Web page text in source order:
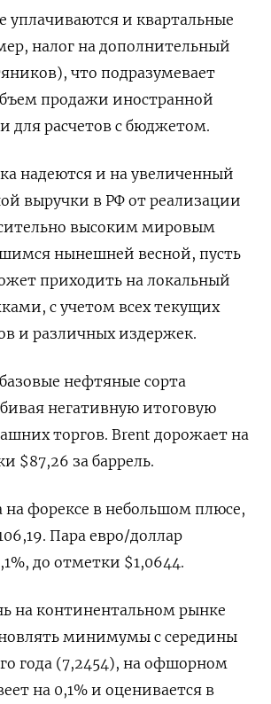
уплачиваются и квартальные
налог на дополнительный
что подразумевает
продажи иностранной
для расчетов с бюджетом.
надеются и на увеличенный
выручки в РФ от реализации
высоким мировым
нынешней весной, пусть
приходить на локальный
с учетом всех текущих
и различных издержек.
нефтяные сорта
негативную итоговую
торгов. Brent дорожает на
$87,26 за баррель.
на форексе в небольшом плюсе,
Пара евро/доллар
до отметки $1,0644.
на континентальном рынке
минимумы с середины
года (7,2454), на офшорном
на 0,1% и оценивается в